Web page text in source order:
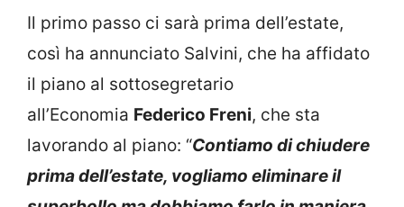
Il primo passo ci sarà prima dell’estate,
così ha annunciato Salvini, che ha affidato
il piano al sottosegretario
all’Economia Federico Freni, che sta
lavorando al piano: “Contiamo di chiudere
prima dell’estate, vogliamo eliminare il